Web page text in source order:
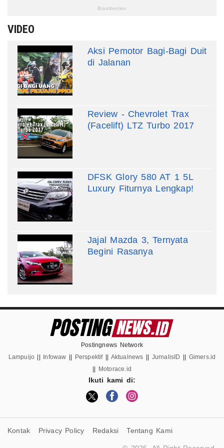
VIDEO
Aksi Pemotor Bagi-Bagi Duit
di Jalanan
Review - Chevrolet Trax
(Facelift) LTZ Turbo 2017
DFSK Glory 580 AT 1 5L
Luxury Fiturnya Lengkap!
Jajal Mazda 3, Ternyata
Begini Rasanya
Postingnews Network
Lampuijo
Infowaw Perspektif|| Aktualnews JurnalisID
Gimers.id
Motorace.id
Ikuti kami di:
Kontak Privacy Policy Redaksi Tentang Kami